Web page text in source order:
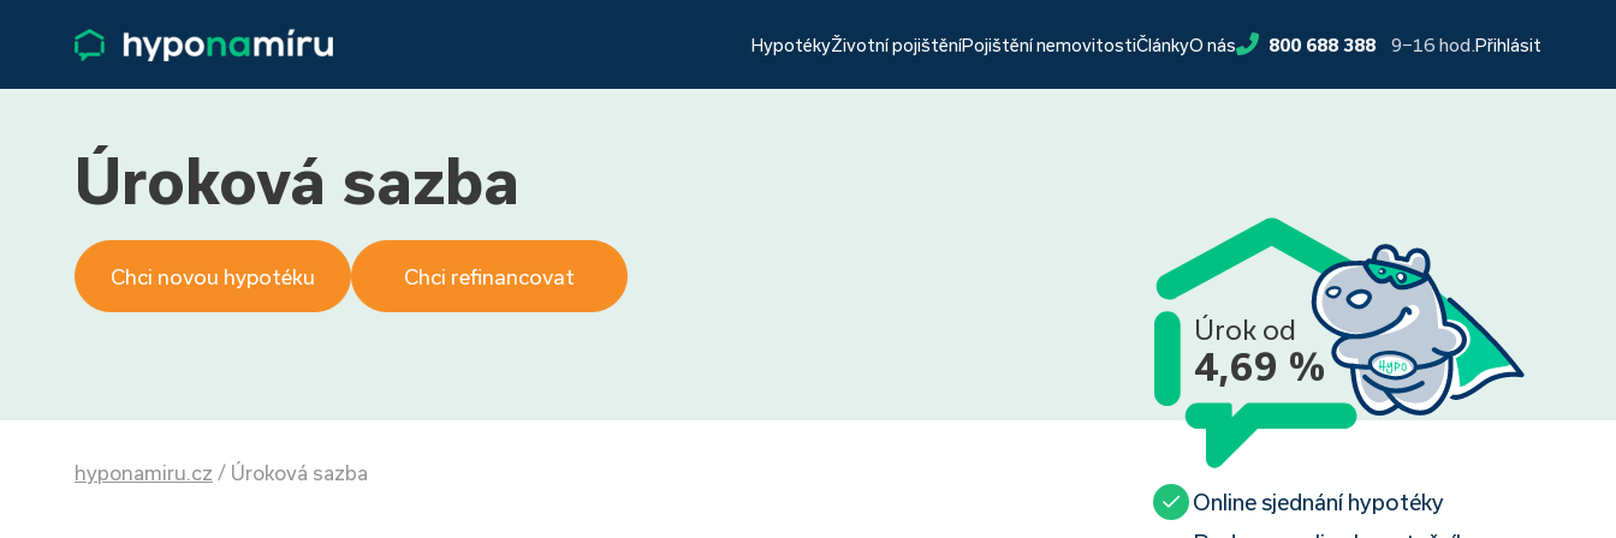
HypotékyŽivotní pojištěníPojištění nemovitostiČlánkyO nás 800 688 388 9−16 hod. Přihlásit
Úroková sazba
Chci novou hypotéku Chci refinancovat
Úrok od
4,69 %
hyponamiru.cz / Úroková sazba
Online sjednání hypotéky